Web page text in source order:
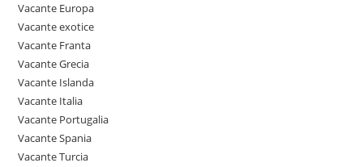
Vacante Europa
Vacante exotice
Vacante Franta
Vacante Grecia
Vacante Islanda
Vacante Italia
Vacante Portugalia
Vacante Spania
Vacante Turcia